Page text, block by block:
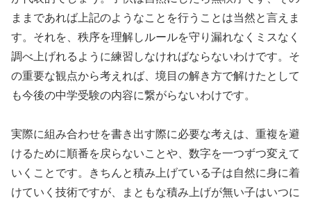
ままであれば上記のようなことを行うことは当然と言えま
す。それを、秩序を理解しルールを守り漏れなくミスなく
調べ上げれるように練習しなければならないわけです。そ
の重要な観点から考えれば、境目の解き方で解けたとして
も今後の中学受験の内容に繋がらないわけです。
実際に組み合わせを書き出す際に必要な考えは、重複を避
けるために順番を戻らないことや、数字を一つずつ変えて
いくことです。きちんと積み上げている子は自然に身に着
けていく技術ですが、まともな積み上げが無い子はいつに